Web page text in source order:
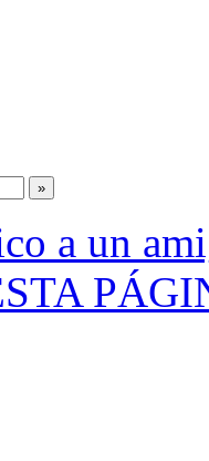
a un